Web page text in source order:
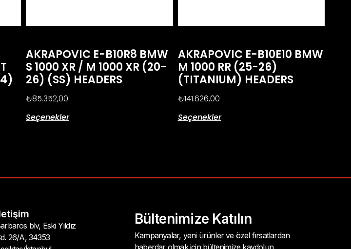
AKRAPOVIC E-B10R8 BMW
S 1000 XR / M 1000 XR (20-
26) (SS) HEADERS
₺85.352,00
Seçenekler
AKRAPOVIC E-B10E10 BMW
M 1000 RR (25-26)
(TITANIUM) HEADERS
₺141.626,00
Seçenekler
blv, Eski Yıldız
26/A, 34353
Bültenimize Katılın
Kampanyalar, yeni ürünler ve özel fırsatlardan
haberdar olmak için bültenimize kaydolun.